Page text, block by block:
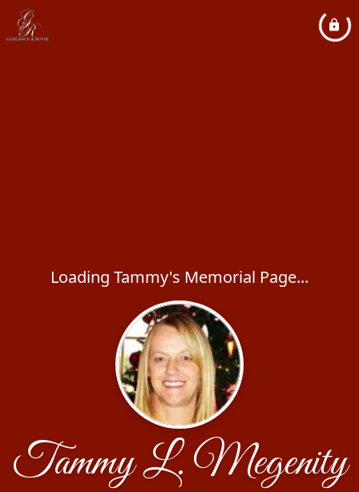
Loading Tammy's Memorial Page...
Tammy L. Megenity